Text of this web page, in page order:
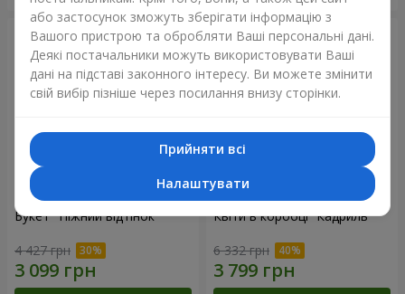
Букет "Ніжний відтінок"
4 427 грн
Квіти в коробці “Кадриль”
6 332 грн
або застосунок зможуть зберігати інформацію з
Вашого пристрою та обробляти Ваші персональні дані.
Деякі постачальники можуть використовувати Ваші
дані на підставі законного інтересу. Ви можете змінити
свій вибір пізніше через посилання внизу сторінки.
Прийняти всі
Налаштувати